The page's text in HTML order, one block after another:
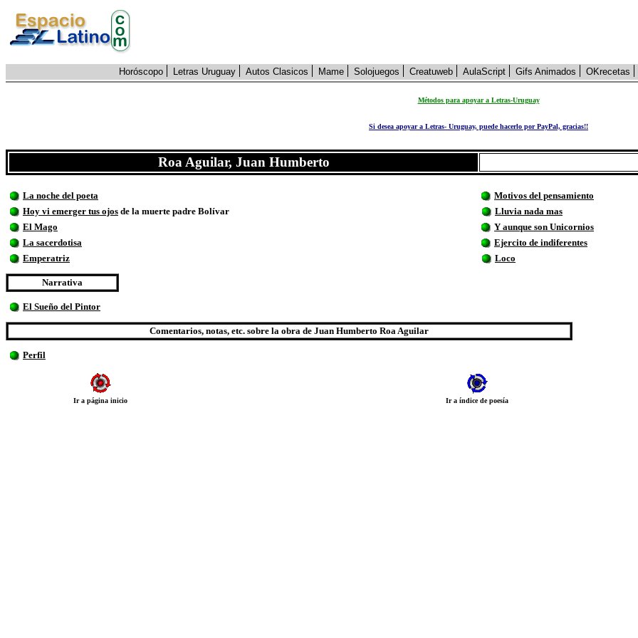
Horóscopo Letras Uruguay Autos Clasicos Mame Solojuegos Creatuweb AulaScript Gifs Animados OKrecetas
Métodos para apoyar a Letras-Uruguay
Si desea apoyar a Letras- Uruguay, puede hacerlo por PayPal, gracias!!
Roa Aguilar, Juan Humberto
La noche del poeta
Motivos del pensamiento
Hoy vi emerger tus ojos de la muerte padre Bolívar
Lluvia nada mas
El Mago
Y aunque son Unicornios
La sacerdotisa
Ejercito de indiferentes
Emperatriz
Loco
Narrativa
El Sueño del Pintor
Comentarios, notas, etc. sobre la obra de Juan Humberto Roa Aguilar
Perfil
Ir a página inicio Ir a índice de poesía